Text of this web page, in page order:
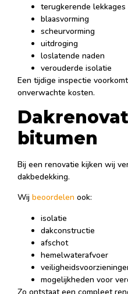
terugkerende lekkages
blaasvorming
scheurvorming
uitdroging
loslatende naden
verouderde isolatie
Een tijdige inspectie
onverwachte kosten.
bitumen
Bij een renovatie kijken wij
dakbedekking.
Wij beoordelen ook:
isolatie
dakconstructie
afschot
hemelwaterafvoer
mogelijkheden voor
Zo ontstaat een compleet